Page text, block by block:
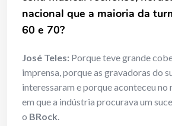
nacional que a maioria da
60 e 70?
José Teles: Porque teve grande
imprensa, porque as gravadoras do
interessaram e porque aconteceu no
em que a indústria procurava um
o BRock.